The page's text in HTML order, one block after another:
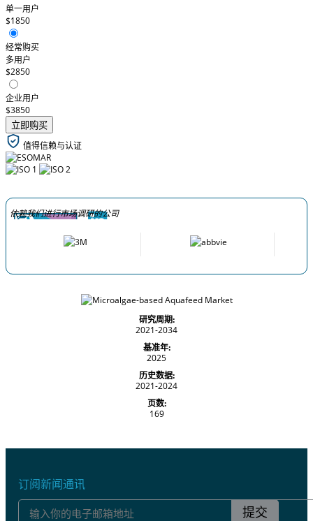
单一用户
$1850
经常购买
多用户
$2850
企业用户
$3850
立即购买
值得信赖与认证
依赖我们进行市场调研的公司
研究周期:
2021-2034
基准年:
2025
历史数据:
2021-2024
页数:
169
订阅新闻通讯
提交